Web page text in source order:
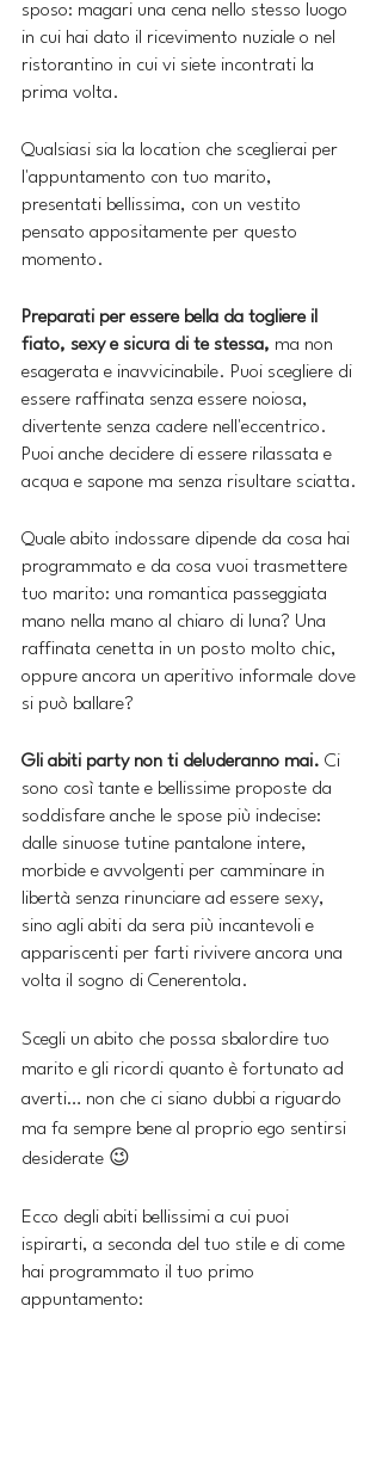
sposo: magari una cena nello stesso luogo
in cui hai dato il ricevimento nuziale o nel
ristorantino in cui vi siete incontrati la
prima volta.
Qualsiasi sia la location che sceglierai per
l'appuntamento con tuo marito,
presentati bellissima, con un vestito
pensato appositamente per questo
momento.
Preparati per essere bella da togliere il
fiato, sexy e sicura di te stessa, ma non
esagerata e inavvicinabile. Puoi scegliere di
essere raffinata senza essere noiosa,
divertente senza cadere nell'eccentrico.
Puoi anche decidere di essere rilassata e
acqua e sapone ma senza risultare sciatta.
Quale abito indossare dipende da cosa hai
programmato e da cosa vuoi trasmettere
tuo marito: una romantica passeggiata
mano nella mano al chiaro di luna? Una
raffinata cenetta in un posto molto chic,
oppure ancora un aperitivo informale dove
si può ballare?
Gli abiti party non ti deluderanno mai. Ci
sono così tante e bellissime proposte da
soddisfare anche le spose più indecise:
dalle sinuose tutine pantalone intere,
morbide e avvolgenti per camminare in
libertà senza rinunciare ad essere sexy,
sino agli abiti da sera più incantevoli e
appariscenti per farti rivivere ancora una
volta il sogno di Cenerentola.
Scegli un abito che possa sbalordire tuo
marito e gli ricordi quanto è fortunato ad
averti… non che ci siano dubbi a riguardo
ma fa sempre bene al proprio ego sentirsi
desiderate 😉
Ecco degli abiti bellissimi a cui puoi
ispirarti, a seconda del tuo stile e di come
hai programmato il tuo primo
appuntamento: